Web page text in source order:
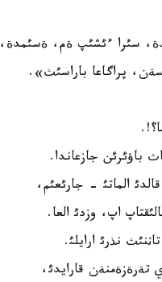
سئرا ءئشئپ ةم، ةسئمدة،
پراگاعا باراسئث».
باؤئرئن جازعاندا.
الماتئ - جارئعئم،
اپ، وزدئ العا.
نذرئ ارايلئ.
تةرةزةمنةن قارايدئ،